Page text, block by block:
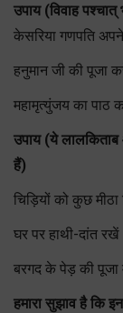
उपाय (विवाह
केसरिया गणपति
हनुमान जी की पूजा
महामृत्युंजय का पाठ
उपाय (ये लालकिताब
हैं)
चिड़ियों को कुछ मीठा
घर पर हाथी-दांत
बरगद के पेड़ की पूजा
हमारा सुझाव है कि